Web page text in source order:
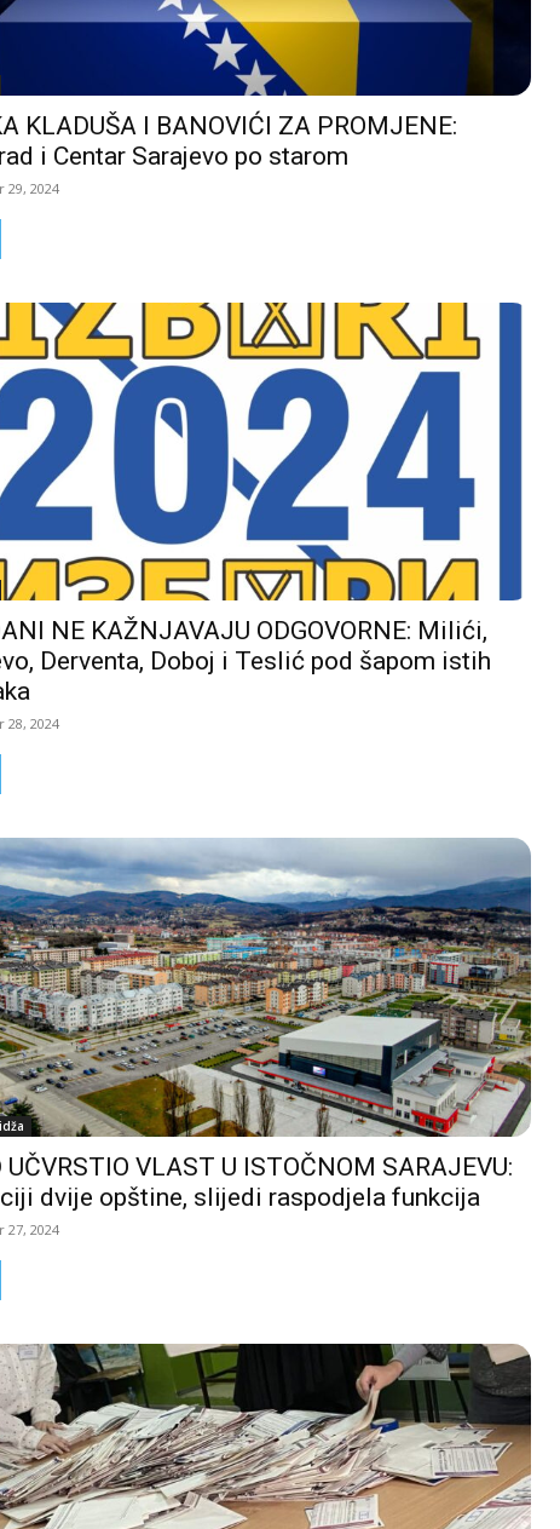
KLADUŠA I BANOVIĆI ZA PROMJENE:
i Centar Sarajevo po starom
29, 2024
NE KAŽNJAVAJU ODGOVORNE: Milići,
Derventa, Doboj i Teslić pod šapom istih
28, 2024
UČVRSTIO VLAST U ISTOČNOM SARAJEVU:
dvije opštine, slijedi raspodjela funkcija
27, 2024